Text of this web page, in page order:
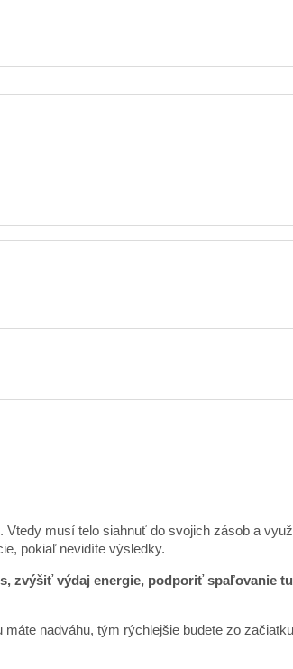
musí telo siahnuť do svojich zásob a
pokiaľ nevidíte výsledky.
zvýšiť výdaj energie, podporiť spaľovanie
nadváhu, tým rýchlejšie budete zo